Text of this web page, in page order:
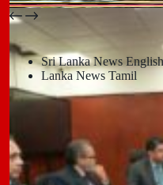
பதுளை மாநகர சபையின் NPP
July 14, 2026
Sri Lanka News English
Lanka News Tamil